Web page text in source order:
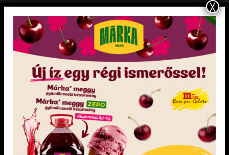
értékek.
KEDVENCEM! KEDVENCEM!
KEDVENCEM! KEDVENCEM!
X